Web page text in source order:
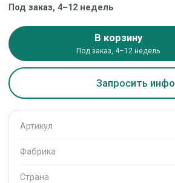
Под заказ, 4–12 недель
В корзину
Под заказ, 4–12 недель
Запросить инфо
Артикул
Фабрика
Страна